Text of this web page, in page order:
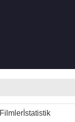
Filmler İstatistik